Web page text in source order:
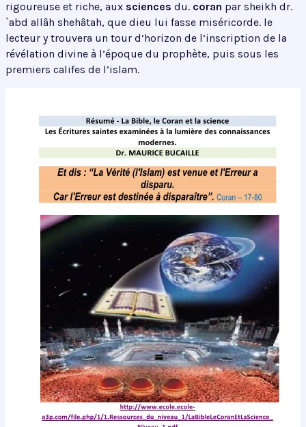
rigoureuse et riche, aux sciences du. coran par sheikh dr.
`abd allâh shehâtah, que dieu lui fasse miséricorde. le
lecteur y trouvera un tour d’horizon de l’inscription de la
révélation divine à l’époque du prophète, puis sous les
premiers califes de l’islam.